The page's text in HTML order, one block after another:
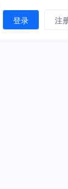
登录 注